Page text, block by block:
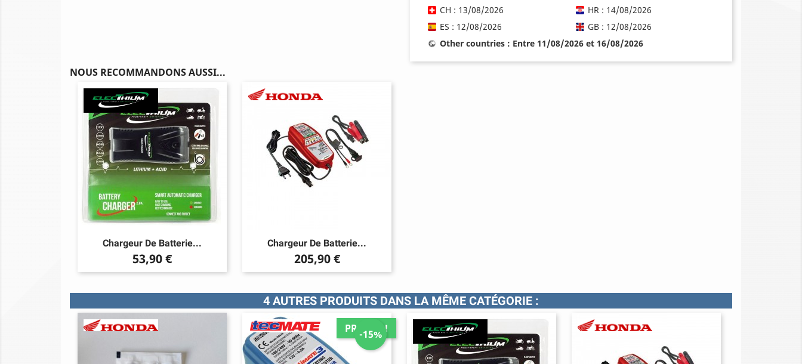
CH : 13/08/2026
HR : 14/08/2026
ES : 12/08/2026
GB : 12/08/2026
Other countries : Entre 11/08/2026 et 16/08/2026
NOUS RECOMMANDONS AUSSI...
Chargeur De Batterie...
Prix
53,90 €
Chargeur De Batterie...
Prix
205,90 €
4 AUTRES PRODUITS DANS LA MÊME CATÉGORIE :
PROMO !
-15%